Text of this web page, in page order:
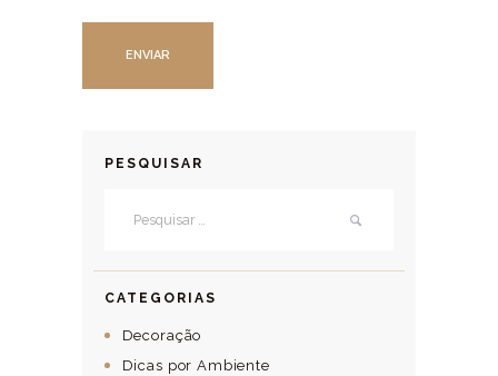
PESQUISAR
CATEGORIAS
Decoração
Dicas por Ambiente